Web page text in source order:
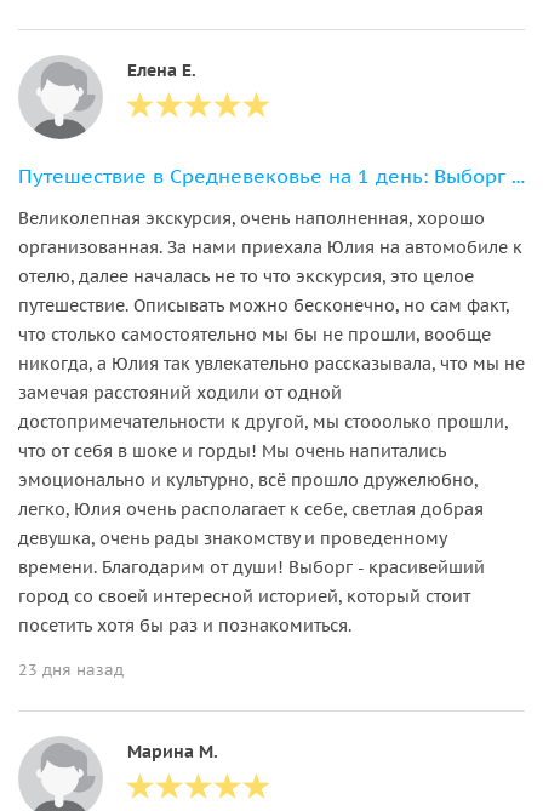
Елена Е.
Путешествие в Средневековье на 1 день: Выборг — первое знакомство
Великолепная экскурсия, очень наполненная, хорошо
организованная. За нами приехала Юлия на автомобиле к
отелю, далее началась не то что экскурсия, это целое
путешествие. Описывать можно бесконечно, но сам факт,
что столько самостоятельно мы бы не прошли, вообще
никогда, а Юлия так увлекательно рассказывала, что мы не
замечая расстояний ходили от одной
достопримечательности к другой, мы стооолько прошли,
что от себя в шоке и горды! Мы очень напитались
эмоционально и культурно, всё прошло дружелюбно,
легко, Юлия очень располагает к себе, светлая добрая
девушка, очень рады знакомству и проведенному
времени. Благодарим от души! Выборг - красивейший
город со своей интересной историей, который стоит
посетить хотя бы раз и познакомиться.
23 дня назад
Марина М.